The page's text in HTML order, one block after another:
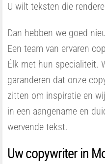
U wilt teksten die
Dan hebben we goed
Een team van ervaren
Élk met hun specialiteit.
garanderen dat onze
zitten om inspiratie en
in een aangename en
wervende tekst.
Uw copywriter in